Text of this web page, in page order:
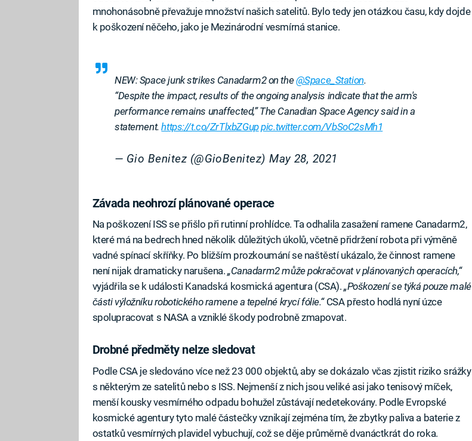
mnohonásobně převažuje množství našich satelitů. Bylo tedy jen otázkou času, kdy dojde
k poškození něčeho, jako je Mezinárodní vesmírná stanice.
NEW: Space junk strikes Canadarm2 on the@Space_Station.
“Despite the impact, results of the ongoing analysis indicate that the arm's
performance remains unaffected,” The Canadian Space Agency said in a
statement.https://t.co/ZrTlxbZGuppic.twitter.com/VbSoC2sMh1
— Gio Benitez (@GioBenitez)May 28, 2021
Závada neohrozí plánované operace
Na poškození ISS se přišlo při rutinní prohlídce. Ta odhalila zasažení ramene Canadarm2,
které má na bedrech hned několik důležitých úkolů, včetně přidržení robota při výměně
vadné spínací skříňky. Po bližším prozkoumání se naštěstí ukázalo, že činnost ramene
není nijak dramaticky narušena. „Canadarm2 může pokračovat v plánovaných operacích,“
vyjádřila se k události Kanadská kosmická agentura (CSA).„Poškození se týká pouze malé
části výložníku robotického ramene a tepelné krycí fólie.“ CSA přesto hodlá nyní úzce
spolupracovat s NASA a vzniklé škody podrobně zmapovat.
Drobné předměty nelze sledovat
Podle CSA je sledováno více než 23 000 objektů, aby se dokázalo včas zjistit riziko srážky
s některým ze satelitů nebo s ISS. Nejmenší z nich jsou veliké asi jako tenisový míček,
menší kousky vesmírného odpadu bohužel zůstávají nedetekovány. Podle Evropské
kosmické agentury tyto malé částečky vznikají zejména tím, že zbytky paliva a baterie z
ostatků vesmírných plavidel vybuchují, což se děje průměrně dvanáctkrát do roka.